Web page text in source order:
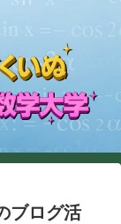
ブログ活